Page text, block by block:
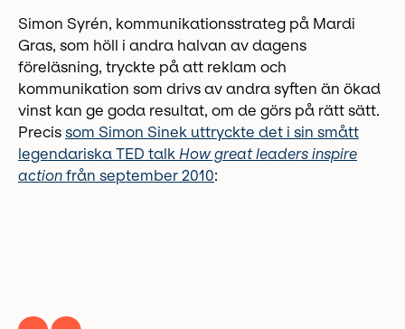
Simon Syrén, kommunikationsstrateg på Mardi
Gras, som höll i andra halvan av dagens
föreläsning, tryckte på att reklam och
kommunikation som drivs av andra syften än ökad
vinst kan ge goda resultat, om de görs på rätt sätt.
Precis som Simon Sinek uttryckte det i sin smått
legendariska TED talk How great leaders inspire
action från september 2010: